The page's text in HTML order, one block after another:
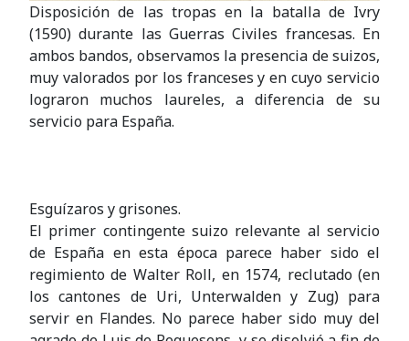
Disposición de las tropas en la batalla de Ivry
(1590) durante las Guerras Civiles francesas. En
ambos bandos, observamos la presencia de suizos,
muy valorados por los franceses y en cuyo servicio
lograron muchos laureles, a diferencia de su
servicio para España.
Esguízaros y grisones.
El primer contingente suizo relevante al servicio
de España en esta época parece haber sido el
regimiento de Walter Roll, en 1574, reclutado (en
los cantones de Uri, Unterwalden y Zug) para
servir en Flandes. No parece haber sido muy del